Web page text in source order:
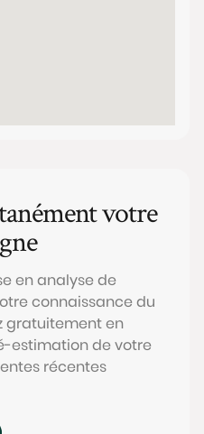
votre
en analyse de
connaissance du
gratuitement en
estimation de votre
récentes